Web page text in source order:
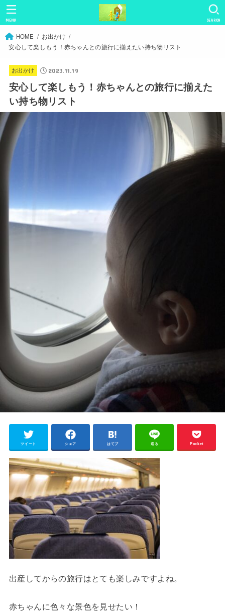
SEARCH
MENU
HOME
お出かけ
安心して楽しもう！赤ちゃんとの旅行に揃えたい持ち物リスト
お出かけ 2023.11.19
安心して楽しもう！赤ちゃんとの旅行に揃えた
い持ち物リスト
ツイート シェア はてブ 送る Pocket
出産してからの旅行はとても楽しみですよね。
赤ちゃんに色々な景色を見せたい！